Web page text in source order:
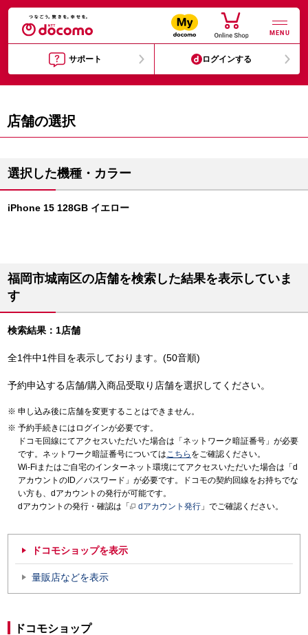
MENU
サポート ログインする
店舗の選択
選択した機種・カラー
iPhone 15 128GB イエロー
福岡市城南区の店舗を検索した結果を表示していま
す
検索結果：1店舗
全1件中1件目を表示しております。(50音順)
予約申込する店舗/購入商品受取り店舗を選択してください。
申し込み後に店舗を変更することはできません。
予約手続きにはログインが必要です。
ドコモ回線にてアクセスいただいた場合は「ネットワーク暗証番号」が必要
です。ネットワーク暗証番号についてはこちら をご確認ください。
Wi-Fiまたはご自宅のインターネット環境にてアクセスいただいた場合は「d
アカウントのID／パスワード」が必要です。ドコモの契約回線をお持ちでな
い方も、dアカウントの発行が可能です。
dアカウントの発行・確認は「
dアカウント発行 」でご確認ください。
ドコモショップを表示
量販店などを表示
ドコモショップ